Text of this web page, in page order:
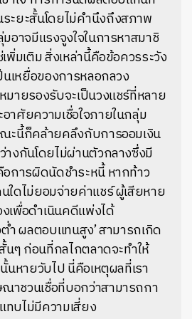
ระยะสั้นโดยไม่คำนึงถึงสภาพ
อาจมีแรงจูงใจในการหาสมาชิ
พิ่มเติม สิ่งเหล่านี้คือข้อควรระวัง
นเหยื่อของการหลอกลวง
มายรองรับจะเป็นวงแชร์ที่หลาย
าศัยความเชื่อใจภายในกลุ่ม
ะนี้ก็คล้ายคลึงกับการออมเงิน
างกันโดยไม่ผ่านตัวกลางซึ่งมี
อการผิดนัดชำระหนี้ หากท้าว
ใดไม่ยอมจ่ายค่าแชร์ ผู้เสียหาย
เพื่อดำเนินคดีแพ่งได้
ต่ำ ผลตอบแทนสูง’ สามารถเกิด
นๆ ก่อนที่กลไกตลาดจะทำให้
นหายวับไป นี่คือเหตุผลที่เรา
าชวนเชื่อที่บอกว่าสามารถกา
ทบไม่มีความเสี่ยง